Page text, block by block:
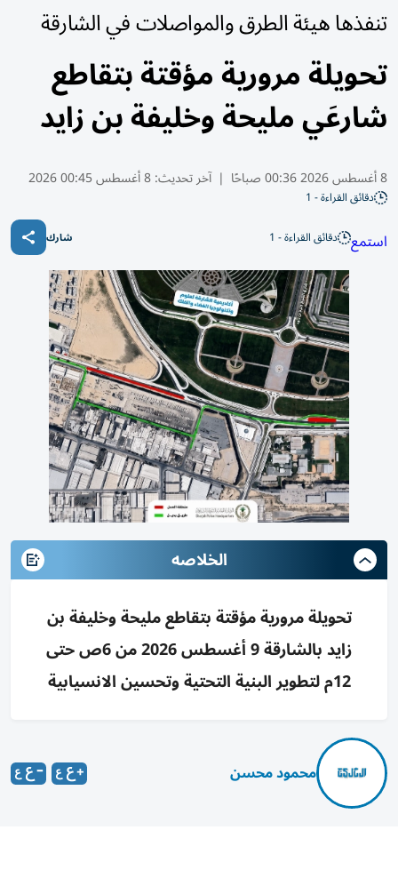
تنفذها هيئة الطرق والمواصلات في الشارقة
تحويلة مرورية مؤقتة بتقاطع
شارعَي مليحة وخليفة بن زايد
8 أغسطس 2026 00:36 صباحًا | آخر تحديث:8 أغسطس 00:45 2026
دقائق القراءة - 1
استمع دقائق القراءة - 1 شارك
الخلاصه
تحويلة مرورية مؤقتة بتقاطع مليحة وخليفة بن
زايد بالشارقة 9 أغسطس 2026 من 6ص حتى
12م لتطوير البنية التحتية وتحسين الانسيابية
محمود محسن